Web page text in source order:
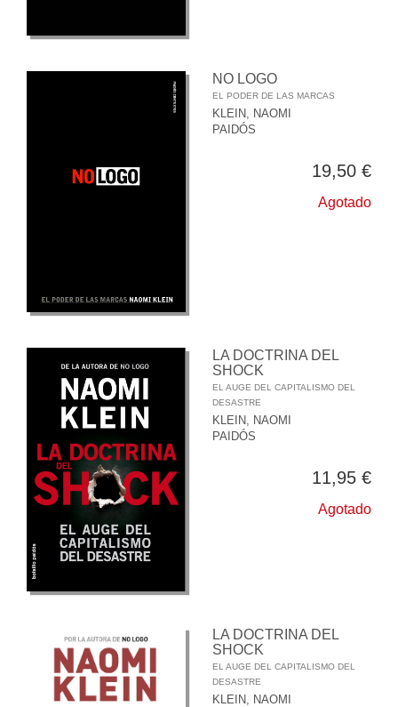
NO LOGO
EL PODER DE LAS MARCAS
KLEIN, NAOMI
PAIDÓS
19,50 €
Agotado
LA DOCTRINA DEL
SHOCK
EL AUGE DEL CAPITALISMO DEL
DESASTRE
KLEIN, NAOMI
PAIDÓS
11,95 €
Agotado
LA DOCTRINA DEL
SHOCK
EL AUGE DEL CAPITALISMO DEL
DESASTRE
KLEIN, NAOMI